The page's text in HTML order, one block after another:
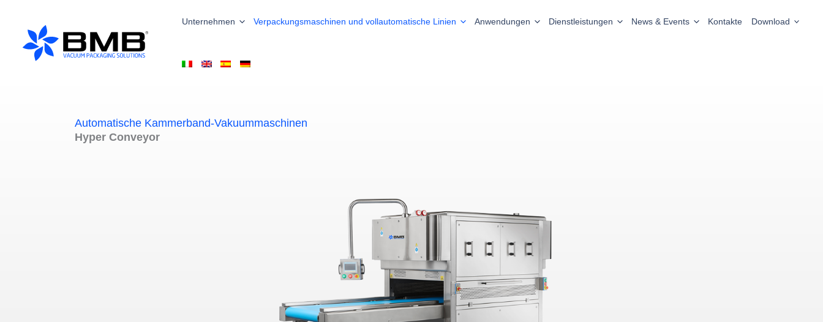
springen
Unternehmen Verpackungsmaschinen und vollautomatische Linien Anwendungen Dienstleistungen News & Events Kontakte Download
Automatische Kammerband-Vakuummaschinen
Hyper Conveyor